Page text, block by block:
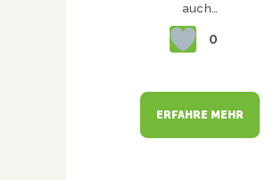
auch…
0
ERFAHRE MEHR